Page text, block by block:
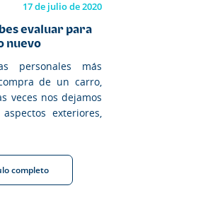
17 de julio de 2020
evaluar para
nuevo
personales más
de un carro,
veces nos dejamos
exteriores,
completo